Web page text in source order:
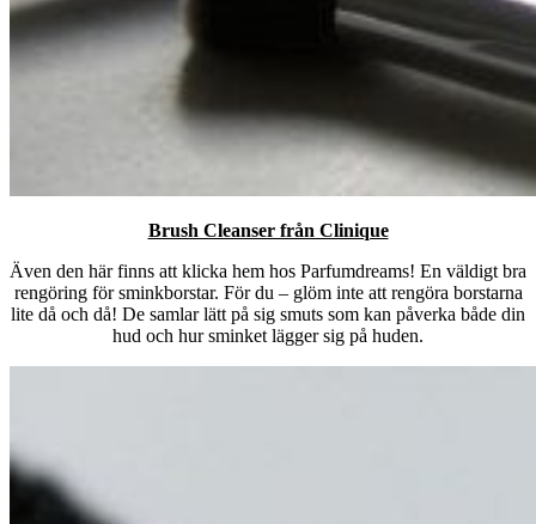
Brush Cleanser från Clinique
Även den här finns att klicka hem hos Parfumdreams! En väldigt bra
rengöring för sminkborstar. För du – glöm inte att rengöra borstarna
lite då och då! De samlar lätt på sig smuts som kan påverka både din
hud och hur sminket lägger sig på huden.